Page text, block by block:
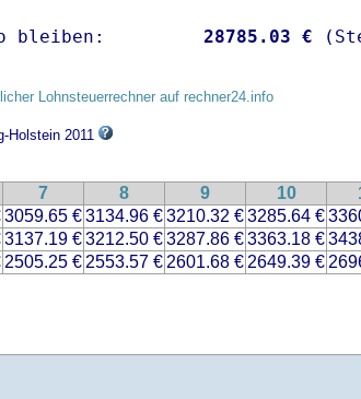
bleiben: 28785.03 €
Lohnsteuerrechner auf rechner24.info
Holstein 2011
7 8 9 10
3059.65 €3134.96 €3210.32 €3285.64 €
3137.19 €3212.50 €3287.86 €3363.18 €
2505.25 € 2553.57 € 2601.68 € 2649.39 €